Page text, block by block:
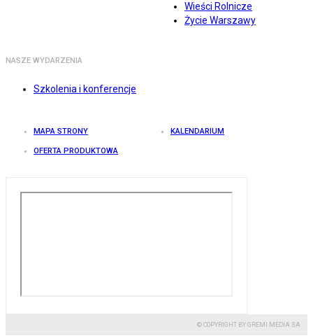
Wieści Rolnicze
Życie Warszawy
NASZE WYDARZENIA
Szkolenia i konferencje
MAPA STRONY KALENDARIUM
OFERTA PRODUKTOWA
© COPYRIGHT BY GREMI MEDIA SA